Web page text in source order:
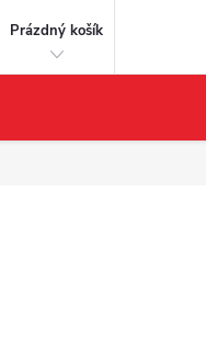
Prázdný košík